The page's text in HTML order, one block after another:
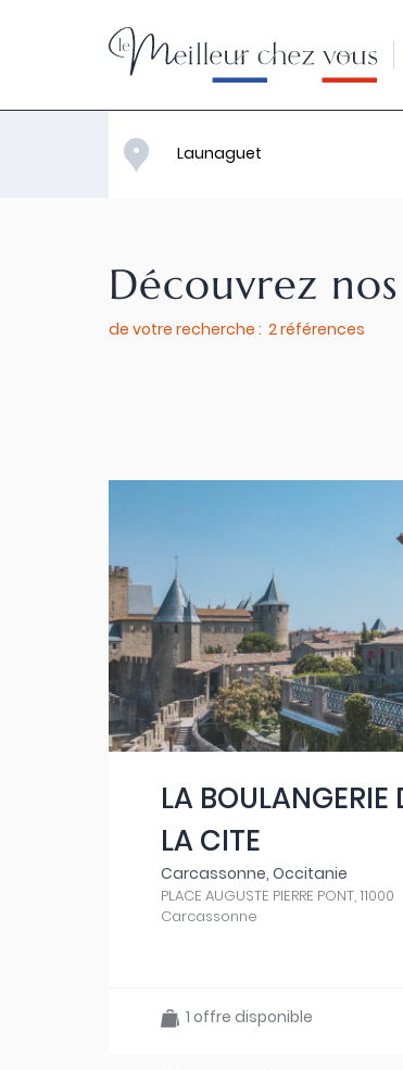
Découvrez
de votre recherche : 2 références
LA BOULANGERIE
LA CITE
Carcassonne, Occitanie
PLACE AUGUSTE PIERRE PONT, 11000
Carcassonne
1 offre disponible